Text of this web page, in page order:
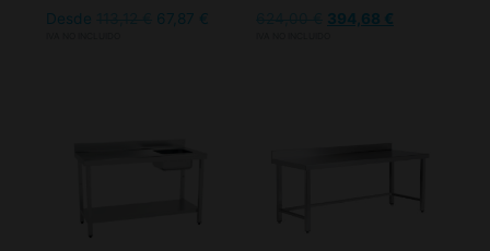
Desde 67,87 € 394,68 €